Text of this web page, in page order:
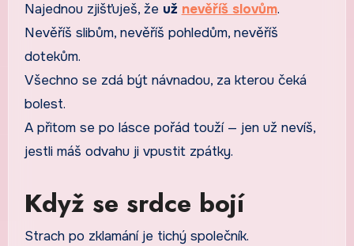
Najednou zjišťuješ, že už nevěříš slovům.
Nevěříš slibům, nevěříš pohledům, nevěříš
dotekům.
Všechno se zdá být návnadou, za kterou čeká
bolest.
A přitom se po lásce pořád touží — jen už nevíš,
jestli máš odvahu ji vpustit zpátky.
Když se srdce bojí
Strach po zklamání je tichý společník.